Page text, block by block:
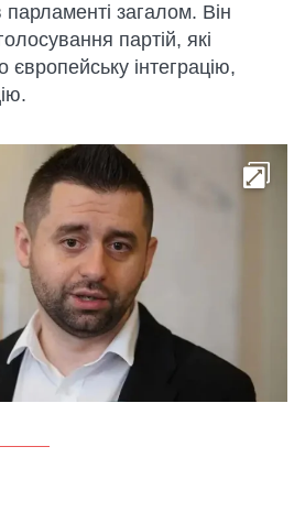
загалом. Він
партій, які
європейську інтеграцію,